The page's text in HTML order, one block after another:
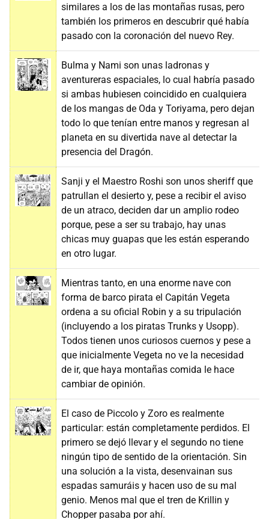
similares a los de las montañas rusas, pero
también los primeros en descubrir qué había
pasado con la coronación del nuevo Rey.
Bulma y Nami son unas ladronas y
aventureras espaciales, lo cual habría pasado
si ambas hubiesen coincidido en cualquiera
de los mangas de Oda y Toriyama, pero dejan
todo lo que tenían entre manos y regresan al
planeta en su divertida nave al detectar la
presencia del Dragón.
Sanji y el Maestro Roshi son unos sheriff que
patrullan el desierto y, pese a recibir el aviso
de un atraco, deciden dar un amplio rodeo
porque, pese a ser su trabajo, hay unas
chicas muy guapas que les están esperando
en otro lugar.
Mientras tanto, en una enorme nave con
forma de barco pirata el Capitán Vegeta
ordena a su oficial Robin y a su tripulación
(incluyendo a los piratas Trunks y Usopp).
Todos tienen unos curiosos cuernos y pese a
que inicialmente Vegeta no ve la necesidad
de ir, que haya montañas comida le hace
cambiar de opinión.
El caso de Piccolo y Zoro es realmente
particular: están completamente perdidos. El
primero se dejó llevar y el segundo no tiene
ningún tipo de sentido de la orientación. Sin
una solución a la vista, desenvainan sus
espadas samuráis y hacen uso de su mal
genio. Menos mal que el tren de Krillin y
Chopper pasaba por ahí.